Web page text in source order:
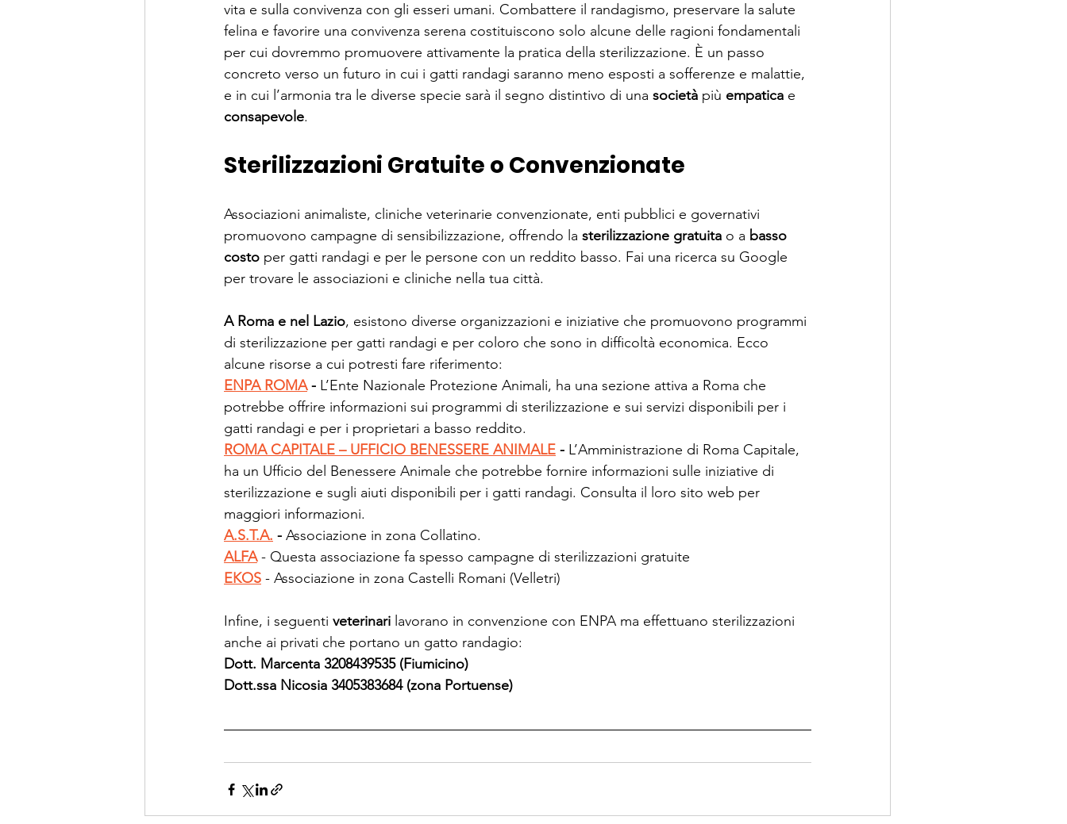
vita e sulla convivenza con gli esseri umani. Combattere il randagismo, preservare la salute
felina e favorire una convivenza serena costituiscono solo alcune delle ragioni fondamentali
per cui dovremmo promuovere attivamente la pratica della sterilizzazione. È un passo
concreto verso un futuro in cui i gatti randagi saranno meno esposti a sofferenze e malattie,
e in cui l’armonia tra le diverse specie sarà il segno distintivo di una società più empatica e
consapevole.
Sterilizzazioni Gratuite o Convenzionate
Associazioni animaliste, cliniche veterinarie convenzionate, enti pubblici e governativi
promuovono campagne di sensibilizzazione, offrendo la sterilizzazione gratuita o a basso
costo per gatti randagi e per le persone con un reddito basso. Fai una ricerca su Google
per trovare le associazioni e cliniche nella tua città.
A Roma e nel Lazio, esistono diverse organizzazioni e iniziative che promuovono programmi
di sterilizzazione per gatti randagi e per coloro che sono in difficoltà economica. Ecco
alcune risorse a cui potresti fare riferimento:
ENPA ROMA - L’Ente Nazionale Protezione Animali, ha una sezione attiva a Roma che
potrebbe offrire informazioni sui programmi di sterilizzazione e sui servizi disponibili per i
gatti randagi e per i proprietari a basso reddito.
ROMA CAPITALE – UFFICIO BENESSERE ANIMALE - L’Amministrazione di Roma Capitale,
ha un Ufficio del Benessere Animale che potrebbe fornire informazioni sulle iniziative di
sterilizzazione e sugli aiuti disponibili per i gatti randagi. Consulta il loro sito web per
maggiori informazioni.
A.S.T.A. - Associazione in zona Collatino.
ALFA - Questa associazione fa spesso campagne di sterilizzazioni gratuite
EKOS - Associazione in zona Castelli Romani (Velletri)
Infine, i seguenti veterinari lavorano in convenzione con ENPA ma effettuano sterilizzazioni
anche ai privati che portano un gatto randagio:
Dott. Marcenta 3208439535 (Fiumicino)
Dott.ssa Nicosia 3405383684 (zona Portuense)